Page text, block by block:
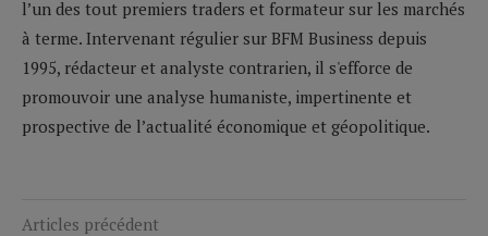
l’un des tout premiers traders et formateur sur les marchés
à terme. Intervenant régulier sur BFM Business depuis
1995, rédacteur et analyste contrarien, il s'efforce de
promouvoir une analyse humaniste, impertinente et
prospective de l’actualité économique et géopolitique.
Articles précédent